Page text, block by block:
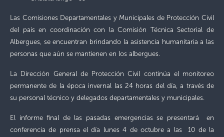
Las Comisiones Departamentales y Municipales de Protección Civil
del país en coordinación con la Comisión Técnica Sectorial de
Albergues, se encuentran brindando la asistencia humanitaria a las
personas que aún se mantienen en los albergues.
La Dirección General de Protección Civil continúa el monitoreo
permanente de la época invernal las 24 horas del día, a través de
su personal técnico y delegados departamentales y municipales.
El informe final de las pasadas emergencias se presentará en
conferencia de prensa el día lunes 4 de octubre a las 10 de la